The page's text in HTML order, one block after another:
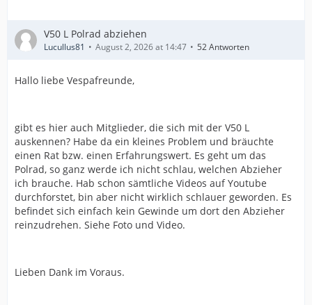
V50 L Polrad abziehen
Lucullus81 August 2, 2026 at 14:47 52 Antworten
Hallo liebe Vespafreunde,
gibt es hier auch Mitglieder, die sich mit der V50 L
auskennen? Habe da ein kleines Problem und bräuchte
einen Rat bzw. einen Erfahrungswert. Es geht um das
Polrad, so ganz werde ich nicht schlau, welchen Abzieher
ich brauche. Hab schon sämtliche Videos auf Youtube
durchforstet, bin aber nicht wirklich schlauer geworden. Es
befindet sich einfach kein Gewinde um dort den Abzieher
reinzudrehen. Siehe Foto und Video.
Lieben Dank im Voraus.